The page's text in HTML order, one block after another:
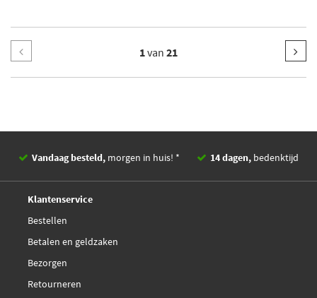
1van 21
Vandaag besteld, morgen in huis! * 14 dagen, bedenktijd
Klantenservice
Bestellen
Betalen en geldzaken
Bezorgen
Retourneren